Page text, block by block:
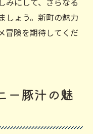
しょう。新町の魅力
冒険を期待してくだ
ー豚汁の魅